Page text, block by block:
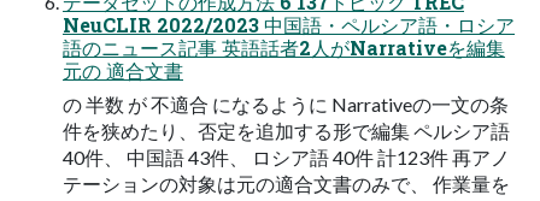
NeuCLIR 2022/2023 中国語・ペルシア語・ロシア
語のニュース記事 英語話者2人がNarrativeを編集
元の 適合文書
の 半数 が 不適合 になるように Narrativeの一文の条
件を狭めたり、否定を追加する形で編集 ペルシア語
40件、 中国語 43件、 ロシア語 40件 計123件 再アノ
テーションの対象は元の適合文書のみで、 作業量を